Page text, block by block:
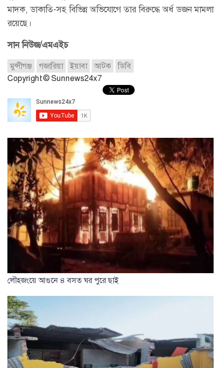
মাদক, ডাকাতি-সহ বিভিন্ন অভিযোগে তার বিরুদ্ধে অর্ধ ডজন মামলা
রয়েছে।
সান নিউজ/এমএইচ
মুন্সীগঞ্জ গজারিয়া ইয়াবা আটক
ডিবি
Copyright © Sunnews24x7
লৌহজংয়ে আগুনে ৪ বসত ঘর পুরে ছাই